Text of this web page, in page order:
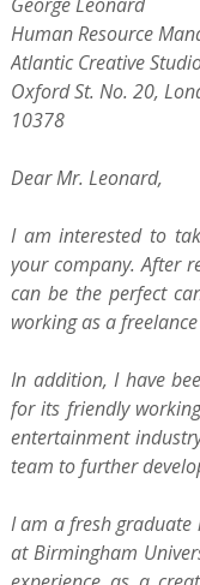
Human Resource
Atlantic Creative
Oxford St. No. 20,
10378
Dear Mr. Leonard,
I am interested to
your company. After
can be the perfect
working as a
In addition, I have
for its friendly
entertainment
team to further
I am a fresh
at Birmingham